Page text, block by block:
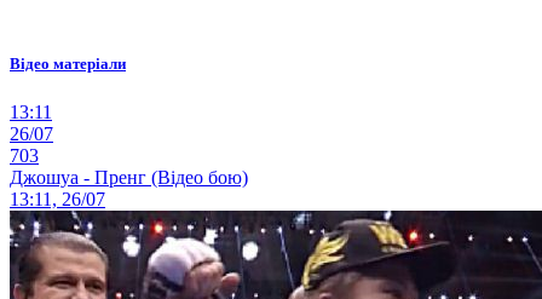
Відео матеріали
13:11
26/07
703
Джошуа - Пренг (Відео бою)
13:11, 26/07